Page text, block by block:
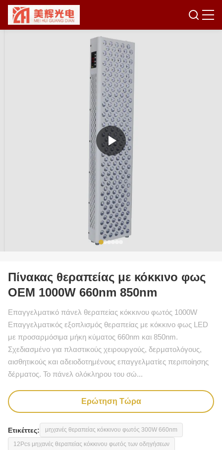
Πίνακας θεραπείας με κόκκινο φως
OEM 1000W 660nm 850nm
Επαγγελματικό πάνελ θεραπείας κόκκινου φωτός 1000W
Επαγγελματικός εξοπλισμός θεραπείας με κόκκινο φως LED
με προσαρμόσιμα μήκη κύματος 660nm και 850nm.
Σχεδιασμένο για πλαστικούς χειρουργούς, δερματολόγους,
αισθητικούς και αδειοδοτημένους επαγγελματίες περιποίησης
δέρματος. Το πάνελ ολόκληρου του σώ...
Ερώτηση Τώρα
Ετικέττες: μηχανές θεραπείας κόκκινου φωτός 300W 660nm
12Pcs μηχανές θεραπείας κόκκινου φωτός των οδηγήσεων